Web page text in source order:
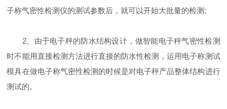
子称气密性检测仪的测试参数后，就可以开始大批量的检测;
2、由于电子秤的防水结构设计，做智能电子秤气密性检测
时不能用直接检测方法进行直接的防水性检测，运用电子称测试
模具在做电子称气密性检测的时候是对电子秤产品整体结构进行
测试的。